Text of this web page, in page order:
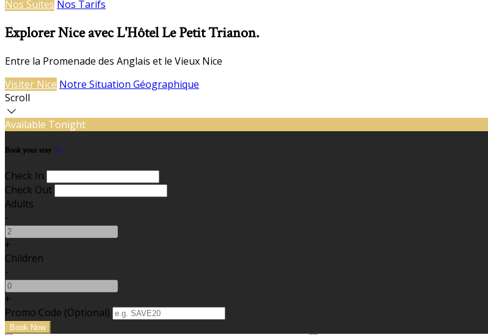
Nos Suites Nos Tarifs
Explorer Nice avec L'Hôtel Le Petit Trianon.
Entre la Promenade des Anglais et le Vieux Nice
Visiter Nice Notre Situation Géographique
Scroll
Available Tonight
Book your stay
Check In
Check Out
Adults
-
+
Children
-
+
Promo Code (Optional)